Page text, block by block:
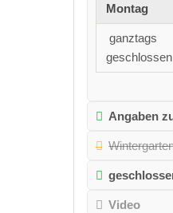
Montag
ganztags
geschlossen
Angaben
Video